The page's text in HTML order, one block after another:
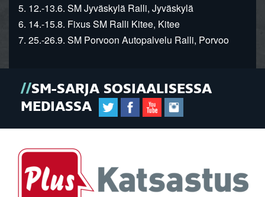
5. 12.-13.6. SM Jyväskylä Ralli, Jyväskylä
6. 14.-15.8. Fixus SM Ralli Kitee, Kitee
7. 25.-26.9. SM Porvoon Autopalvelu Ralli, Porvoo
SM-SARJA SOSIAALISESSA
MEDIASSA